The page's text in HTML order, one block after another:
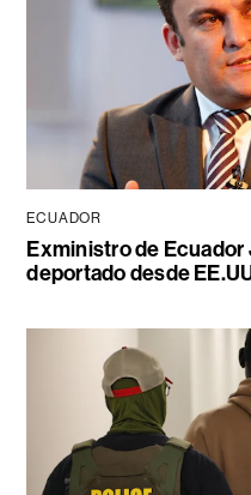
ECUADOR
Exministro de Ecuador
deportado desde